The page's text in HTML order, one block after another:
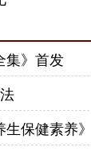
集》首发
生保健素养